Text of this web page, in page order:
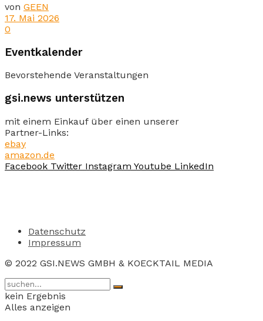
von GEEN
17. Mai 2026
0
Eventkalender
Bevorstehende Veranstaltungen
gsi.news unterstützen
mit einem Einkauf über einen unserer
Partner-Links:
ebay
amazon.de
Facebook Twitter Instagram Youtube LinkedIn
Datenschutz
Impressum
© 2022 GSI.NEWS GMBH & KOECKTAIL MEDIA
kein Ergebnis
Alles anzeigen